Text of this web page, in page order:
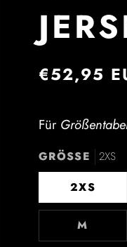
€52,95
Für
GRÖSSE
2XS
2XS
M